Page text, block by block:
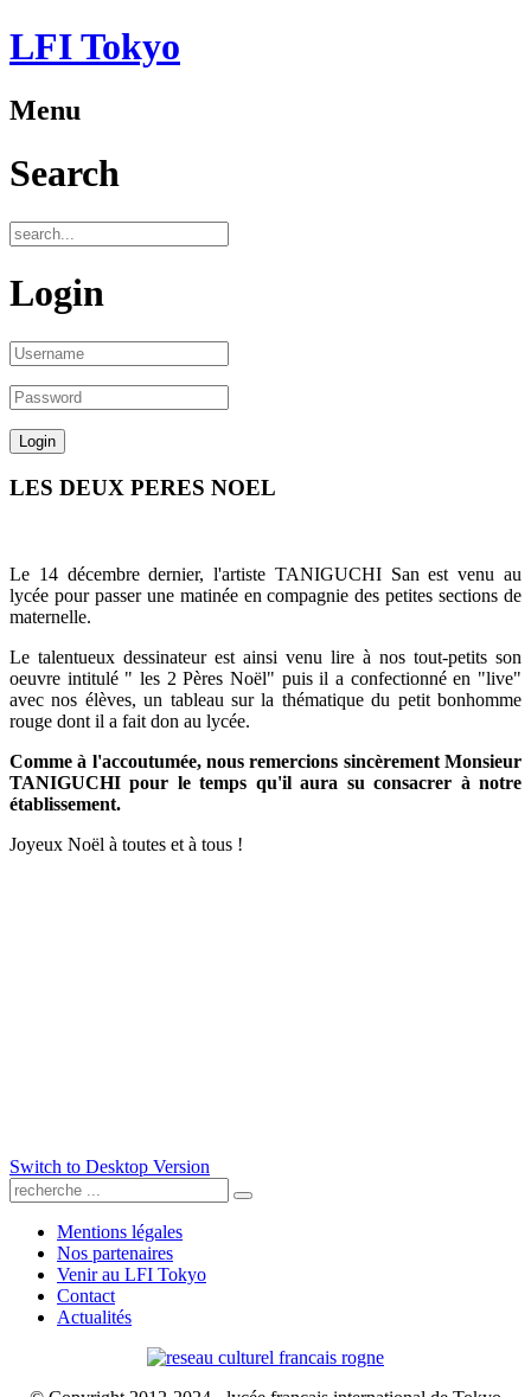
LFI Tokyo
Menu
Search
Login
LES DEUX PERES NOEL
Le 14 décembre dernier, l'artiste TANIGUCHI San est venu au
lycée pour passer une matinée en compagnie des petites sections de
maternelle.
Le talentueux dessinateur est ainsi venu lire à nos tout-petits son
oeuvre intitulé " les 2 Pères Noël" puis il a confectionné en "live"
avec nos élèves, un tableau sur la thématique du petit bonhomme
rouge dont il a fait don au lycée.
Comme à l'accoutumée, nous remercions sincèrement Monsieur
TANIGUCHI pour le temps qu'il aura su consacrer à notre
établissement.
Joyeux Noël à toutes et à tous !
Switch to Desktop Version
Mentions légales
Nos partenaires
Venir au LFI Tokyo
Contact
Actualités